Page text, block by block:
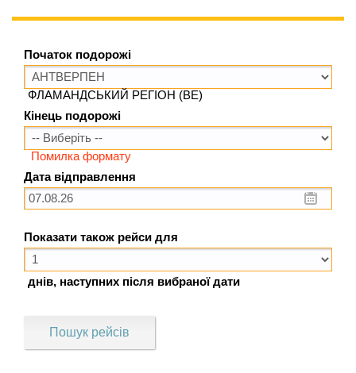
Початок подорожі
ФЛАМАНДСЬКИЙ РЕГІОН (BE)
Кінець подорожі
Помилка формату
Дата відправлення
Показати також рейси для
днів, наступних після вибраної дати
Пошук рейсів